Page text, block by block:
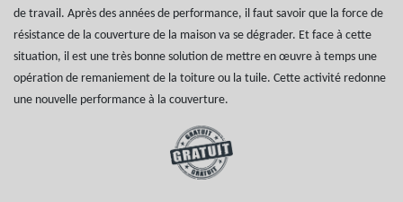
de travail. Après des années de performance, il faut savoir que la force de
résistance de la couverture de la maison va se dégrader. Et face à cette
situation, il est une très bonne solution de mettre en œuvre à temps une
opération de remaniement de la toiture ou la tuile. Cette activité redonne
une nouvelle performance à la couverture.